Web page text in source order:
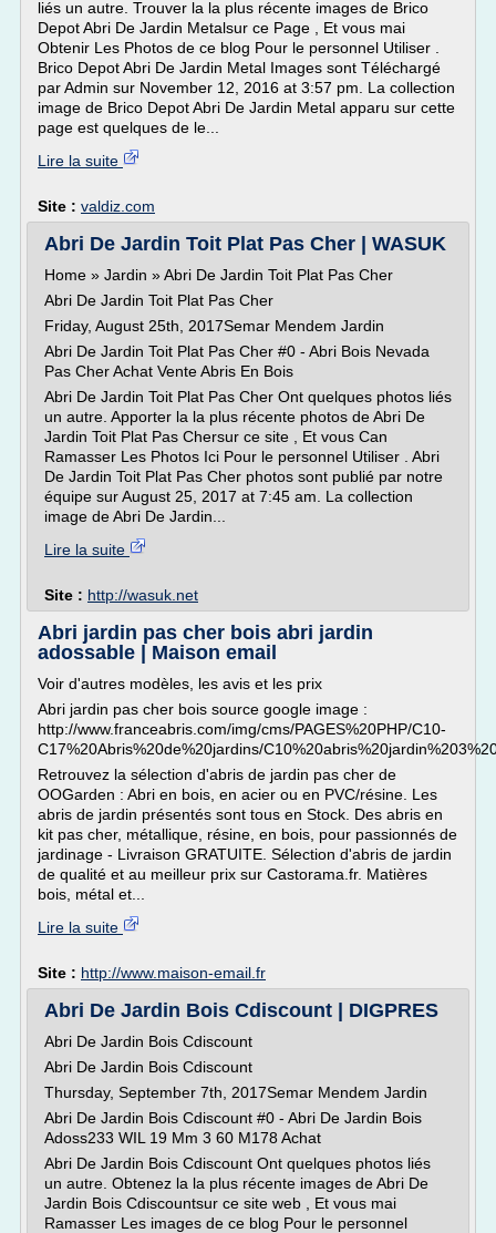
liés un autre. Trouver la la plus récente images de Brico
Depot Abri De Jardin Metalsur ce Page , Et vous mai
Obtenir Les Photos de ce blog Pour le personnel Utiliser .
Brico Depot Abri De Jardin Metal Images sont Téléchargé
par Admin sur November 12, 2016 at 3:57 pm. La collection
image de Brico Depot Abri De Jardin Metal apparu sur cette
page est quelques de le...
Lire la suite
Site : valdiz.com
Abri De Jardin Toit Plat Pas Cher | WASUK
Home » Jardin » Abri De Jardin Toit Plat Pas Cher
Abri De Jardin Toit Plat Pas Cher
Friday, August 25th, 2017Semar Mendem Jardin
Abri De Jardin Toit Plat Pas Cher #0 - Abri Bois Nevada
Pas Cher Achat Vente Abris En Bois
Abri De Jardin Toit Plat Pas Cher Ont quelques photos liés
un autre. Apporter la la plus récente photos de Abri De
Jardin Toit Plat Pas Chersur ce site , Et vous Can
Ramasser Les Photos Ici Pour le personnel Utiliser . Abri
De Jardin Toit Plat Pas Cher photos sont publié par notre
équipe sur August 25, 2017 at 7:45 am. La collection
image de Abri De Jardin...
Lire la suite
Site : http://wasuk.net
Abri jardin pas cher bois abri jardin
adossable | Maison email
Voir d'autres modèles, les avis et les prix
Abri jardin pas cher bois source google image :
http://www.franceabris.com/img/cms/PAGES%20PHP/C10-
C17%20Abris%20de%20jardins/
Retrouvez la sélection d'abris de jardin pas cher de
OOGarden : Abri en bois, en acier ou en PVC/résine. Les
abris de jardin présentés sont tous en Stock. Des abris en
kit pas cher, métallique, résine, en bois, pour passionnés de
jardinage - Livraison GRATUITE. Sélection d'abris de jardin
de qualité et au meilleur prix sur Castorama.fr. Matières
bois, métal et...
Lire la suite
Site : http://www.maison-email.fr
Abri De Jardin Bois Cdiscount | DIGPRES
Abri De Jardin Bois Cdiscount
Abri De Jardin Bois Cdiscount
Thursday, September 7th, 2017Semar Mendem Jardin
Abri De Jardin Bois Cdiscount #0 - Abri De Jardin Bois
Adoss233 WIL 19 Mm 3 60 M178 Achat
Abri De Jardin Bois Cdiscount Ont quelques photos liés
un autre. Obtenez la la plus récente images de Abri De
Jardin Bois Cdiscountsur ce site web , Et vous mai
Ramasser Les images de ce blog Pour le personnel